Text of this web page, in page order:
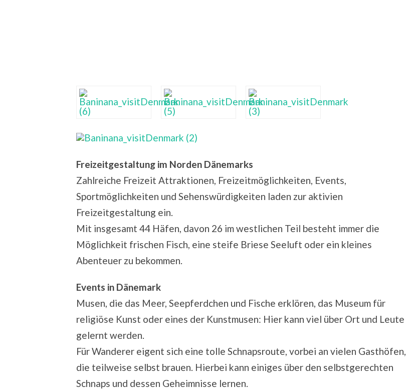
Freizeitgestaltung im Norden Dänemarks
Zahlreiche Freizeit Attraktionen, Freizeitmöglichkeiten, Events,
Sportmöglichkeiten und Sehenswürdigkeiten laden zur aktivien
Freizeitgestaltung ein.
Mit insgesamt 44 Häfen, davon 26 im westlichen Teil besteht immer die
Möglichkeit frischen Fisch, eine steife Briese Seeluft oder ein kleines
Abenteuer zu bekommen.
Events in Dänemark
Musen, die das Meer, Seepferdchen und Fische erklören, das Museum für
religiöse Kunst oder eines der Kunstmusen: Hier kann viel über Ort und Leute
gelernt werden.
Für Wanderer eigent sich eine tolle Schnapsroute, vorbei an vielen Gasthöfen,
die teilweise selbst brauen. Hierbei kann einiges über den selbstgerechten
Schnaps und dessen Geheimnisse lernen.